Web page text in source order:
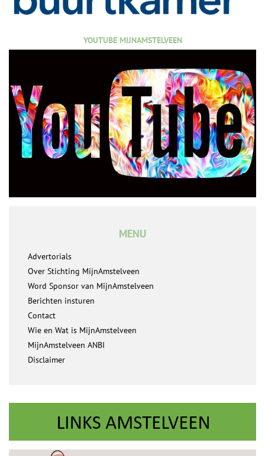
YOUTUBE MIJNAMSTELVEEN
MENU
Advertorials
Over Stichting MijnAmstelveen
Word Sponsor van MijnAmstelveen
Berichten insturen
Contact
Wie en Wat is MijnAmstelveen
MijnAmstelveen ANBI
Disclaimer